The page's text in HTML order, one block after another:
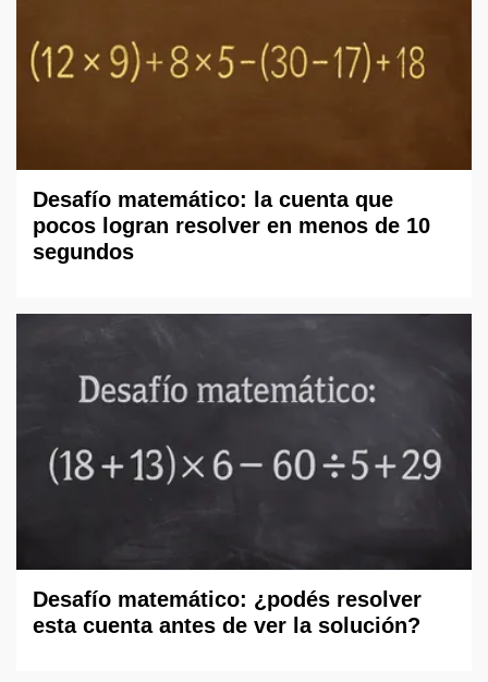
Desafío matemático: la cuenta que
pocos logran resolver en menos de 10
segundos
Desafío matemático: ¿podés resolver
esta cuenta antes de ver la solución?